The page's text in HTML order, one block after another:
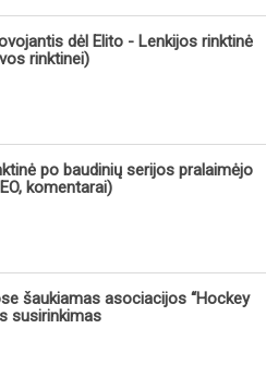
dėl Elito - Lenkijos rinktinė
rinktinei)
po baudinių serijos pralaimėjo
komentarai)
šaukiamas asociacijos “Hockey
susirinkimas